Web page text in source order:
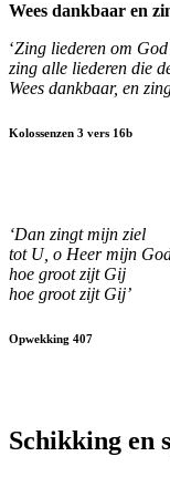
Wees dankbaar en
‘Zing liederen om God
zing alle liederen die
Wees dankbaar, en
Kolossenzen 3 vers 16b
‘Dan zingt mijn ziel
tot U, o Heer mijn
hoe groot zijt Gij
hoe groot zijt Gij’
Opwekking 407
Schikking en